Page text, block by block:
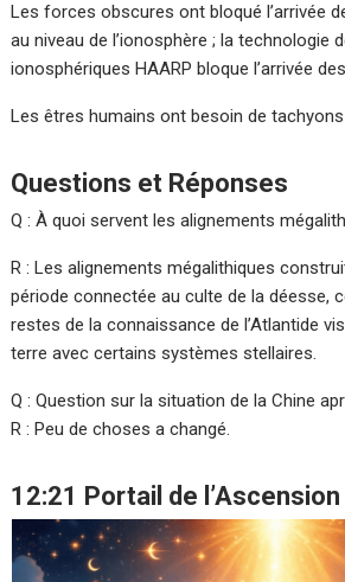
Les forces obscures ont bloqué l’arrivée
au niveau de l’ionosphère ; la technologie
ionosphériques HAARP bloque l’arrivée
Les êtres humains ont besoin de
Questions et Réponses
Q : À quoi servent les alignements
R : Les alignements mégalithiques
période connectée au culte de la déesse,
restes de la connaissance de l’Atlantide
terre avec certains systèmes stellaires.
Q : Question sur la situation de la Chine
R : Peu de choses a changé.
12:21 Portail de l’Ascension